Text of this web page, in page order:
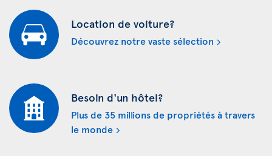
Location de voiture?
Découvrez notre vaste sélection
Besoin d'un hôtel?
Plus de 35 millions de propriétés à travers
le monde